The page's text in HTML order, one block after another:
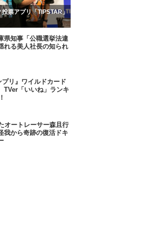
票アプリ「TIPSTAR」
県知事「公職選挙法違
れる美人社長の知られ
プリ』ワイルドカード
「いいね」ランキ
オートレーサー森且行
から奇跡の復活ドキ